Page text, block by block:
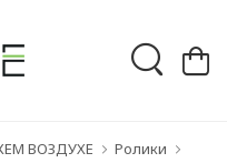
ВОЗДУХЕ
Ролики